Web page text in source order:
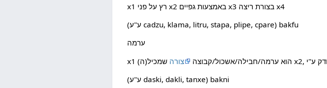
x1 רץ על פני x2 באמצעות גפיים x3 בצורת ריצה x4
(ע"ע cadzu, klama, litru, stapa, plipe, cpare) bakfu
ערמה
x1 הוא ערמה/חבילה/אשכול/קבוצה
צורה
(ע"ע daski, dakli, tanxe) bakni